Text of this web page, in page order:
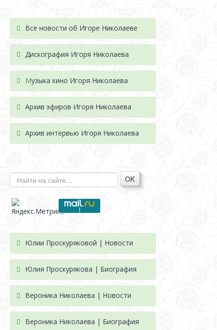
Все новости об Игоре Николаеве
Дискография Игоря Николаева
Музыка кино Игоря Николаева
Архив эфиров Игоря Николаева
Архив интервью Игоря Николаева
OK
Юлии Проскуряковой | Новости
Юлия Проскурякова | Биография
Вероника Николаева | Новости
Вероника Николаева | Биография